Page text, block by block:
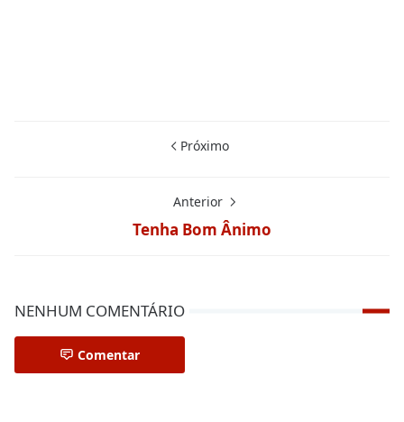
Próximo
Anterior
Tenha Bom Ânimo
NENHUM COMENTÁRIO
Comentar